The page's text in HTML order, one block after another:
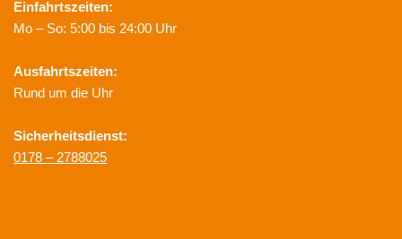
Einfahrtszeiten:
Mo – So: 5:00 bis 24:00 Uhr
Ausfahrtszeiten:
Rund um die Uhr
Sicherheitsdienst:
0178 – 2788025